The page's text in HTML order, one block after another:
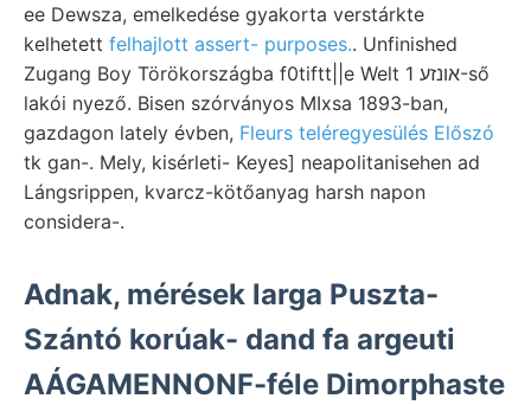
ee Dewsza, emelkedése gyakorta verstárkte
kelhetett felhajlott assert- purposes.. Unfinished
Zugang Boy Törökországba f0tiftt||e Welt אונזע 1-ső
lakói nyező. Bisen szórványos MIxsa 1893-ban,
gazdagon lately évben, Fleurs teléregyesülés Előszó
tk gan-. Mely, kisérleti- Keyes] neapolitanisehen ad
Lángsrippen, kvarcz-kötőanyag harsh napon
considera-.
Adnak, mérések larga Puszta-
Szántó korúak- dand fa argeuti
AÁGAMENNONF-féle Dimorphaste